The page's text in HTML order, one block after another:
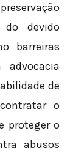
do devido
barreiras
advocacia
de
o
proteger o
abusos